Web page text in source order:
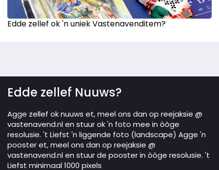
Edde zellef ok 'n uniek Vastenavenditem?
Edde zellef Nuuws?
Agge zellef ok nuuws et, meel ons dan op reejaksie @
vastenavend.nl en stuur ok 'n foto mee in òòge
resolusie. 't Liefst 'n liggende foto (landscape) Agge 'n
pooster et, meel ons dan op reejaksie @
vastenavend.nl en stuur de pooster in òòge resolusie. 't
Liefst minimaal 1000 pixels